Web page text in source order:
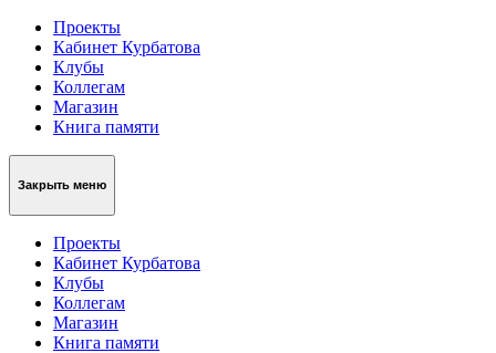
Проекты
Кабинет Курбатова
Клубы
Коллегам
Магазин
Книга памяти
Закрыть меню
Проекты
Кабинет Курбатова
Клубы
Коллегам
Магазин
Книга памяти